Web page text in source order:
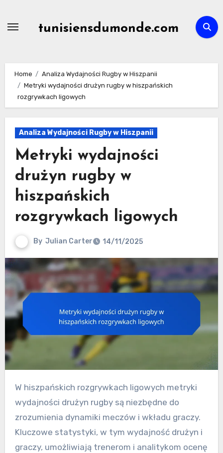
tunisiensdumonde.com
Home
Analiza Wydajności Rugby w Hiszpanii
Metryki wydajności drużyn rugby w hiszpańskich
rozgrywkach ligowych
Analiza Wydajności Rugby w Hiszpanii
Metryki wydajności
drużyn rugby w
hiszpańskich
rozgrywkach ligowych
By Julian Carter 14/11/2025
W hiszpańskich rozgrywkach ligowych metryki
wydajności drużyn rugby są niezbędne do
zrozumienia dynamiki meczów i wkładu graczy.
Kluczowe statystyki, w tym wydajność drużyn i
graczy, umożliwiają trenerom i analitykom ocenę